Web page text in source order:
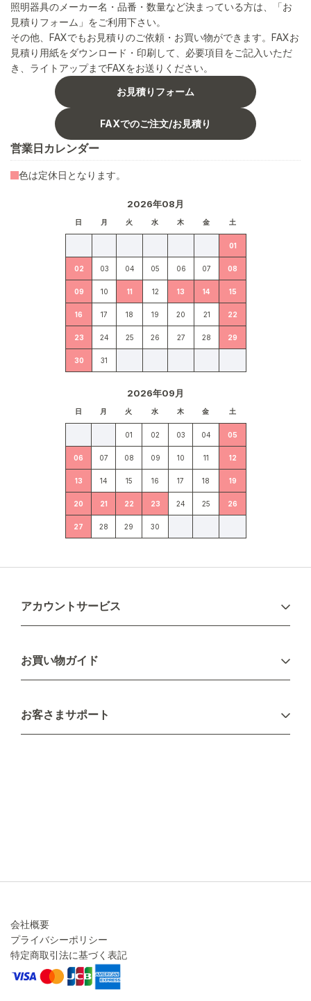
照明器具のメーカー名・品番・数量など決まっている方は、「お
見積りフォーム」をご利用下さい。
その他、FAXでもお見積りのご依頼・お買い物ができます。FAXお
見積り用紙をダウンロード・印刷して、必要項目をご記入いただ
き、ライトアップまでFAXをお送りください。
お見積りフォーム
FAXでのご注文/お見積り
営業日カレンダー
2026年08月
日 月 火 水 木 金 土
01
02 03 04 05 06 07 08
09 10 11 12 13 14 15
16 17 18 19 20 21 22
23 24 25 26 27 28 29
30 31
2026年09月
日 月 火 水 木 金 土
01 02 03 04 05
06 07 08 09 10 11 12
13 14 15 16 17 18 19
20 21 22 23 24 25 26
27 28 29 30
色は定休日となります。
アカウントサービス
新規会員登録
お買い物ガイド
配送について
不良品・返品について
お客さまサポート
会社概要
プライバシーポリシー
特定商取引法に基づく表記